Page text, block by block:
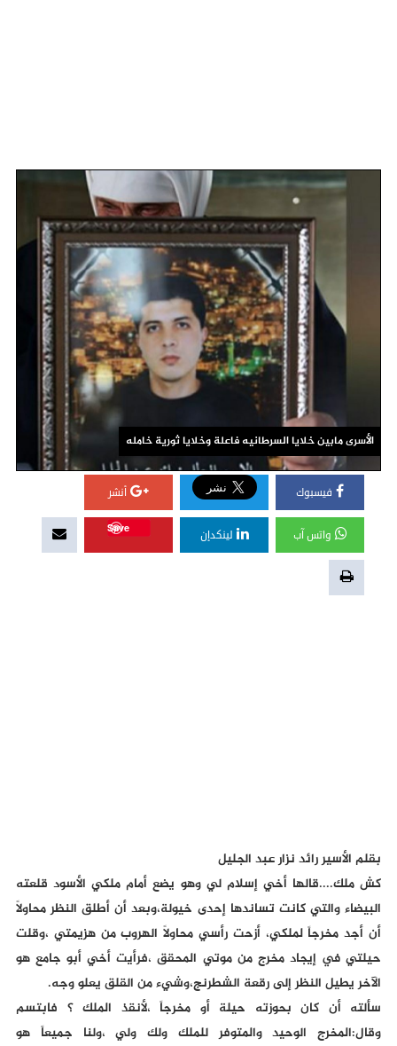
الأسرى مابين خلايا السرطانيه فاعلة وخلايا ثورية خامله
فيسبوك أنشر
واتس آب لينكدإن
Save
بقلم الأسير رائد نزار عبد الجليل
كش ملك....قالها أخي إسلام لي وهو يضع أمام ملكي الأسود قلعته
البيضاء والتي كانت تساندها إحدى خيولة،وبعد أن أطلق النظر محاولاً
أن أجد مخرجاً لملكي، أزحت رأسي محاولاً الهروب من هزيمتي ،وقلت
حيلتي في إيجاد مخرج من موتي المحقق ،فرأيت أخي أبو جامع هو
الآخر يطيل النظر إلى رقعة الشطرنج،وشيء من القلق يعلو وجه.
سألته أن كان بحوزته حيلة أو مخرجاً ،لأنقذ الملك ؟ فابتسم
وقال:المخرج الوحيد والمتوفر للملك ولك ولي ،ولنا جميعاً هو